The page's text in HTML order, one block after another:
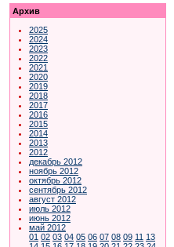
Архив
2025
2024
2023
2022
2021
2020
2019
2018
2017
2016
2015
2014
2013
2012
декабрь 2012
ноябрь 2012
октябрь 2012
сентябрь 2012
август 2012
июль 2012
июнь 2012
май 2012
01 02 03 04 05 06 07 08 09 11 13